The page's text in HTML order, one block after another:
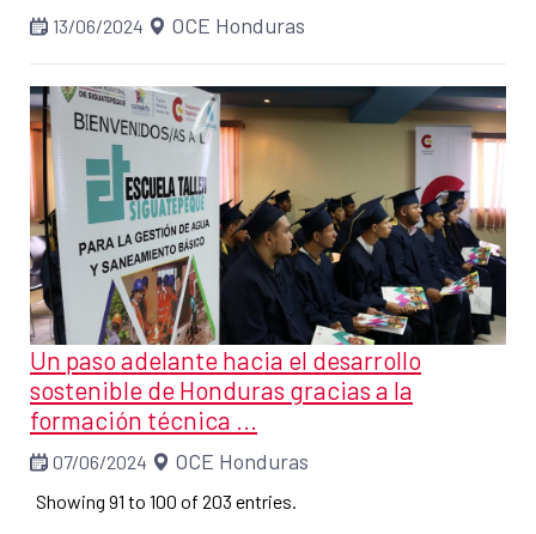
13/06/2024 OCE Honduras
Un paso adelante hacia el desarrollo
sostenible de Honduras gracias a la
formación técnica ...
07/06/2024 OCE Honduras
Showing 91 to 100 of 203 entries.